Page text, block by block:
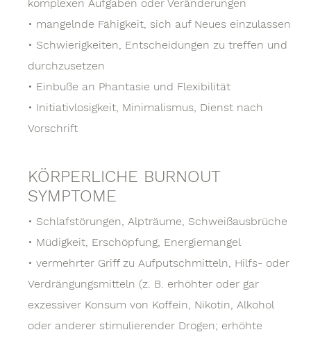
komplexen Aufgaben oder Veränderungen
• mangelnde Fähigkeit, sich auf Neues einzulassen
• Schwierigkeiten, Entscheidungen zu treffen und
durchzusetzen
• Einbuße an Phantasie und Flexibilität
• Initiativlosigkeit, Minimalismus, Dienst nach
Vorschrift
KÖRPERLICHE BURNOUT
SYMPTOME
• Schlafstörungen, Alpträume, Schweißausbrüche
• Müdigkeit, Erschöpfung, Energiemangel
• vermehrter Griff zu Aufputschmitteln, Hilfs- oder
Verdrängungsmitteln (z. B. erhöhter oder gar
exzessiver Konsum von Koffein, Nikotin, Alkohol
oder anderer stimulierender Drogen; erhöhte